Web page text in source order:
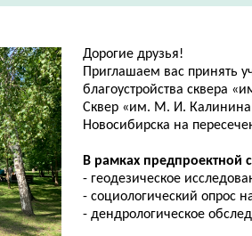
Дорогие друзья!
​Приглашаем вас принять
благоустройства сквера
Сквер «им. М. И.
Новосибирска на
В рамках предпроектной
- геодезическое
- социологический опрос
- дендрологическое